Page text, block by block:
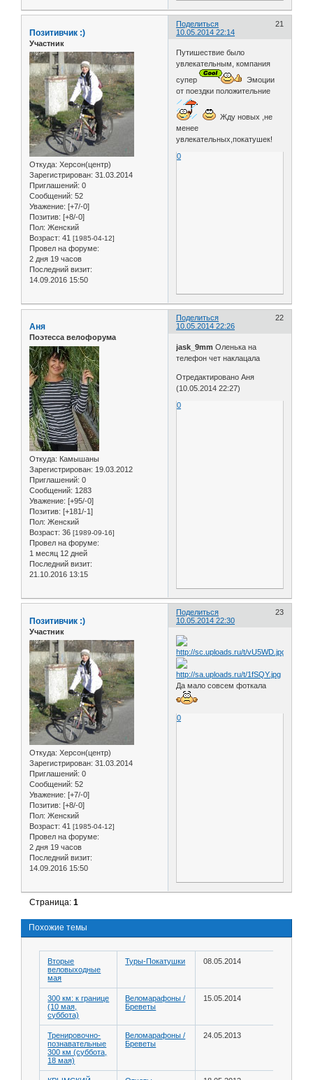
Поделиться
21
10.05.2014 22:14
Позитивчик :)
Участник
Откуда: Херсон(центр)
Зарегистрирован: 31.03.2014
Приглашений: 0
Сообщений: 52
Уважение: [+7/-0]
Позитив: [+8/-0]
Пол: Женский
Возраст: 41 [1985-04-12]
Провел на форуме:
2 дня 19 часов
Последний визит:
14.09.2016 15:50
Путишествие было
увлекательным, компания
супер
Эмоции
от поездки положительние
Жду новых ,не
менее
увлекательных,покатушек!
0
Поделиться
22
10.05.2014 22:26
Аня
Поэтесса велофорума
Откуда: Камышаны
Зарегистрирован: 19.03.2012
Приглашений: 0
Сообщений: 1283
Уважение: [+95/-0]
Позитив: [+181/-1]
Пол: Женский
Возраст: 36 [1989-09-16]
Провел на форуме:
1 месяц 12 дней
Последний визит:
21.10.2016 13:15
jask_9mm Оленька на
телефон чет наклацала
Отредактировано Аня
(10.05.2014 22:27)
0
Поделиться
23
10.05.2014 22:30
Позитивчик :)
Участник
Откуда: Херсон(центр)
Зарегистрирован: 31.03.2014
Приглашений: 0
Сообщений: 52
Уважение: [+7/-0]
Позитив: [+8/-0]
Пол: Женский
Возраст: 41 [1985-04-12]
Провел на форуме:
2 дня 19 часов
Последний визит:
14.09.2016 15:50
Да мало совсем фоткала
0
Страница:1
Похожие темы
Вторые
веловыходные
мая
Туры-Покатушки 08.05.2014
300 км: к границе
(10 мая,
суббота)
Веломарафоны /
Бреветы
15.05.2014
Тренировочно-
познавательные
300 км (суббота,
18 мая)
Веломарафоны /
Бреветы
24.05.2013